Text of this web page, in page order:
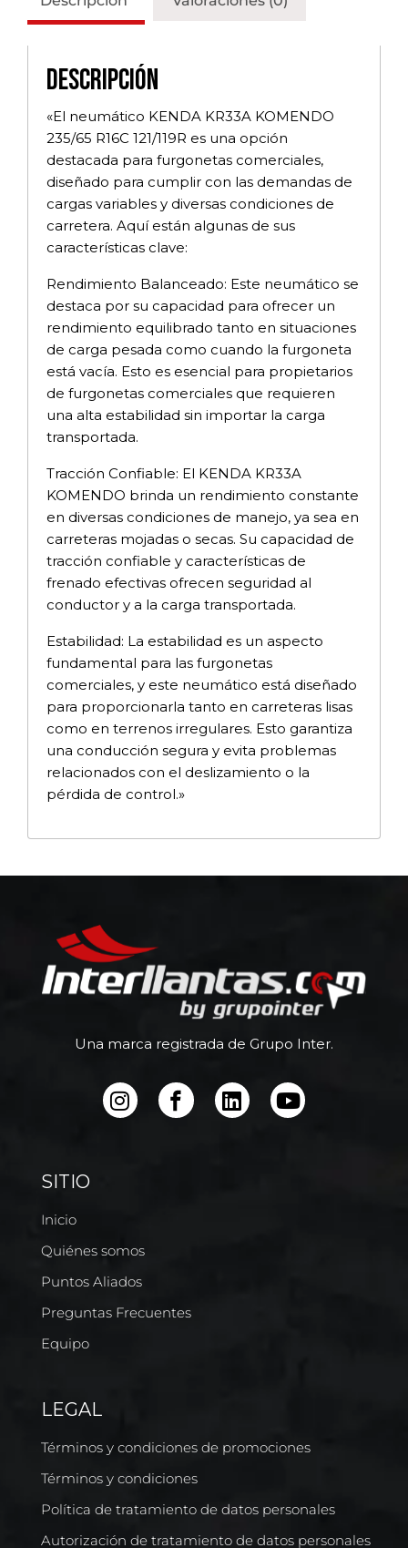
Descripción
«El neumático KENDA KR33A KOMENDO
235/65 R16C 121/119R es una opción
destacada para furgonetas comerciales,
diseñado para cumplir con las demandas de
cargas variables y diversas condiciones de
carretera. Aquí están algunas de sus
características clave:
Rendimiento Balanceado: Este neumático se
destaca por su capacidad para ofrecer un
rendimiento equilibrado tanto en situaciones
de carga pesada como cuando la furgoneta
está vacía. Esto es esencial para propietarios
de furgonetas comerciales que requieren
una alta estabilidad sin importar la carga
transportada.
Tracción Confiable: El KENDA KR33A
KOMENDO brinda un rendimiento constante
en diversas condiciones de manejo, ya sea en
carreteras mojadas o secas. Su capacidad de
tracción confiable y características de
frenado efectivas ofrecen seguridad al
conductor y a la carga transportada.
Estabilidad: La estabilidad es un aspecto
fundamental para las furgonetas
comerciales, y este neumático está diseñado
para proporcionarla tanto en carreteras lisas
como en terrenos irregulares. Esto garantiza
una conducción segura y evita problemas
relacionados con el deslizamiento o la
pérdida de control.»
Una marca registrada de Grupo Inter.
SITIO
Inicio
Quiénes somos
Puntos Aliados
Preguntas Frecuentes
Equipo
LEGAL
Términos y condiciones de promociones
Términos y condiciones
Política de tratamiento de datos personales
Autorización de tratamiento de datos personales